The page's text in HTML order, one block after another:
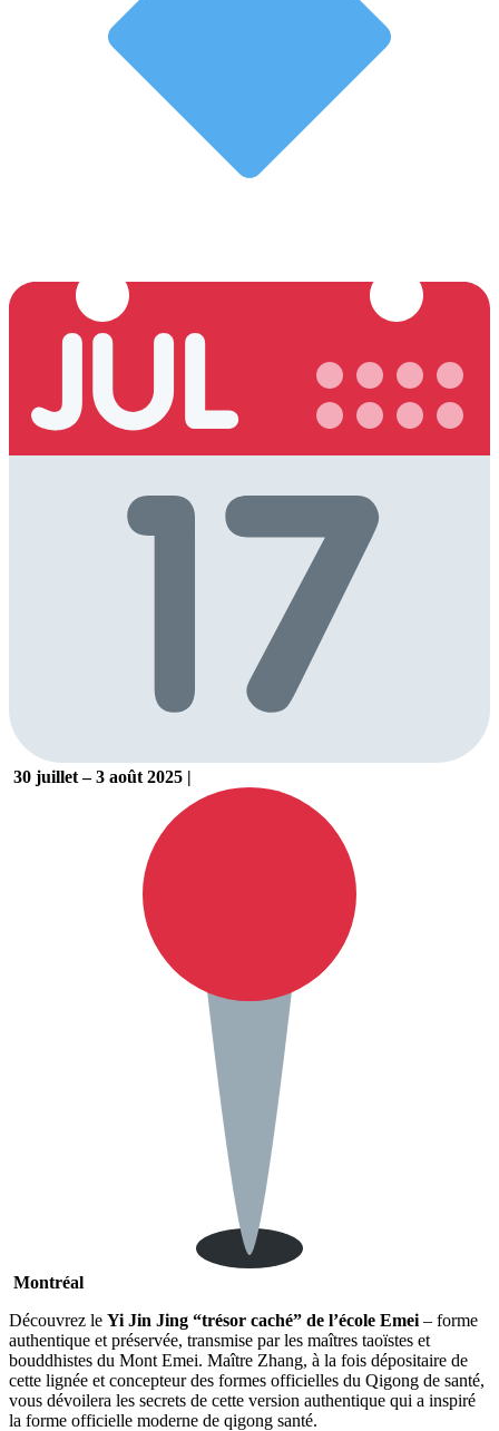
30 juillet – 3 août 2025 |
Montréal
Découvrez le Yi Jin Jing “trésor caché” de l’école Emei – forme
authentique et préservée, transmise par les maîtres taoïstes et
bouddhistes du Mont Emei. Maître Zhang, à la fois dépositaire de
cette lignée et concepteur des formes officielles du Qigong de santé,
vous dévoilera les secrets de cette version authentique qui a inspiré
la forme officielle moderne de qigong santé.